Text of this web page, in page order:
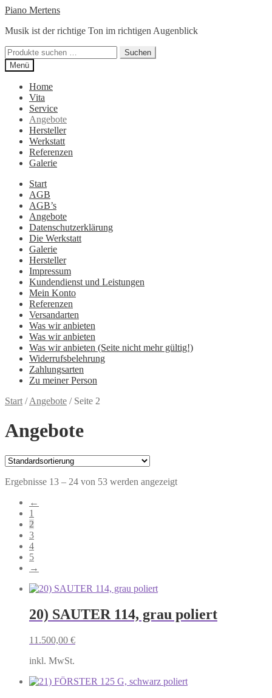
Zur
springen
Zum
springen
Piano Mertens
Musik ist der richtige Ton im richtigen Augenblick
Suchen
nach:
Suchen
Menü
Home
Vita
Service
Angebote
Hersteller
Werkstatt
Referenzen
Galerie
Start
AGB
AGB’s
Angebote
Datenschutzerklärung
Die Werkstatt
Galerie
Hersteller
Impressum
Kundendienst und Leistungen
Mein Konto
Referenzen
Versandarten
Was wir anbieten
Was wir anbieten
Was wir anbieten (Seite nicht mehr gültig!)
Widerrufsbelehrung
Zahlungsarten
Zu meiner Person
Start /Angebote / Seite 2
Angebote
Ergebnisse 13 – 24 von 53 werden angezeigt
←
1
2
3
4
5
→
20) SAUTER 114, grau poliert
11.500,00 €
inkl. MwSt.